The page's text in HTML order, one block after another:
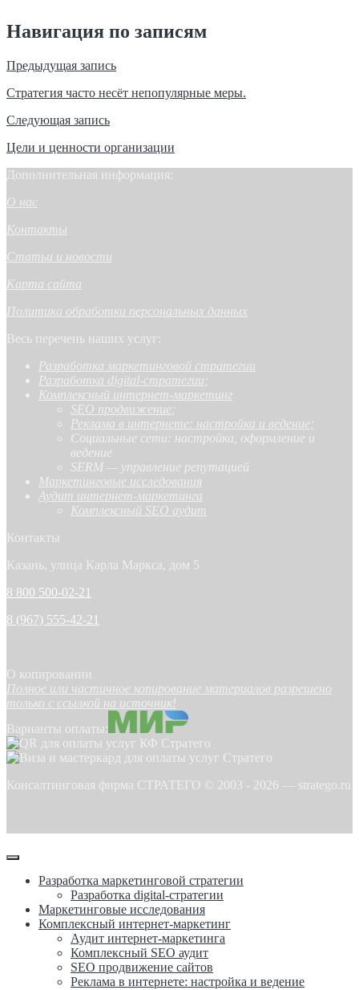
Навигация по записям
Предыдущая запись
Стратегия часто несёт непопулярные меры.
Следующая запись
Цели и ценности организации
Дополнительная информация:
О нас
Контакты
Статьи и новости
Карта сайта
Политика обработки персональных данных
Весь перечень наших услуг:
Разработка маркетинговой стратегии
Разработка digital-стратегии ;
Комплексный интернет-маркетинг
SEO продвижение ;
Реклама в интернете: настройка и ведение;
Социальные сети: настройка, оформление и
ведение
SERM — управление репутацией
Маркетинговые исследования
Аудит интернет-маркетинга
Комплексный SEO аудит
Контакты
Казань, улица Карла Маркса, дом 5
8 800 500-02-21
8 (967) 555-42-21
О копировании
Полное или частичное копирование материалов разрешено
только с ссылкой на источник!
Варианты оплаты:
Консалтинговая фирма СТРАТЕГО © 2003 - 2026 — stratego.ru
Разработка маркетинговой стратегии
Разработка digital-стратегии
Маркетинговые исследования
Комплексный интернет-маркетинг
Аудит интернет-маркетинга
Комплексный SEO аудит
SEO продвижение сайтов
Реклама в интернете: настройка и ведение